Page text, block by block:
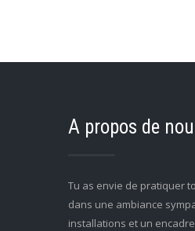
A propos de
Tu as envie de pratiquer
dans une ambiance
installations et un